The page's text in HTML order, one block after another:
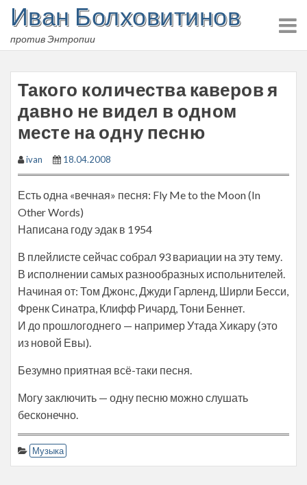
Skip
content
Иван Болховитинов
против Энтропии
Такого количества каверов я
давно не видел в одном
месте на одну песню
ivan 18.04.2008
Есть одна «вечная» песня: Fly Me to the Moon (In
Other Words)
Написана году эдак в 1954
В плейлисте сейчас собрал 93 вариации на эту тему.
В исполнении самых разнообразных испольнителей.
Начиная от: Том Джонс, Джуди Гарленд, Ширли Бесси,
Френк Синатра, Клифф Ричард, Тони Беннет.
И до прошлогоднего — например Утада Хикару (это
из новой Евы).
Безумно приятная всё-таки песня.
Могу заключить — одну песню можно слушать
бесконечно.
Музыка